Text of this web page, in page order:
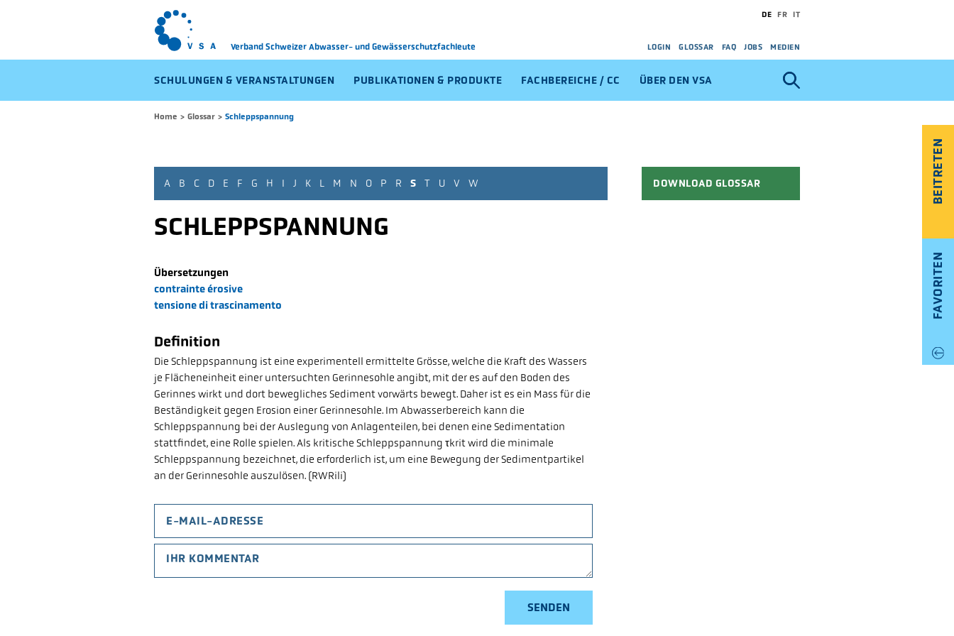
Verband Schweizer Abwasser-und Gewässerschutzfachleute
DE FR IT
LOGIN GLOSSAR FAQ JOBS MEDIEN
SCHULUNGEN & VERANSTALTUNGEN PUBLIKATIONEN & PRODUKTE FACHBEREICHE / CC ÜBER DEN VSA
BEITRETEN
FAVORITEN
Home > Glossar > Schleppspannung
A B C D E F G H I J K L M N O P R S T U V W DOWNLOAD GLOSSAR
SCHLEPPSPANNUNG
Übersetzungen
contrainte érosive
tensione di trascinamento
Definition
Die Schleppspannung ist eine experimentell ermittelte Grösse, welche die Kraft des Wassers
je Flächeneinheit einer untersuchten Gerinnesohle angibt, mit der es auf den Boden des
Gerinnes wirkt und dort bewegliches Sediment vorwärts bewegt. Daher ist es ein Mass für die
Beständigkeit gegen Erosion einer Gerinnesohle. Im Abwasserbereich kann die
Schleppspannung bei der Auslegung von Anlagenteilen, bei denen eine Sedimentation
stattfindet, eine Rolle spielen. Als kritische Schleppspannung τkrit wird die minimale
Schleppspannung bezeichnet, die erforderlich ist, um eine Bewegung der Sedimentpartikel
an der Gerinnesohle auszulösen. (RWRili)